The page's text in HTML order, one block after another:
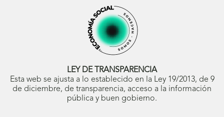
ventana
nueva)
abrirá
en
ventana
nueva)
Blog
ONCE
(se
abrirá
en
ventana
abrirá
en
ventana
nueva)
LEY DE TRANSPARENCIA
Esta web se ajusta a lo establecido en la Ley 19/2013, de 9
de diciembre, de transparencia, acceso a la información
pública y buen gobierno.